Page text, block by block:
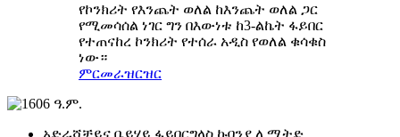
የኮንክሪት የእንጨት ወለል ከእንጨት ወለል ጋር
የሚመሳሰል ነገር ግን በእውነቱ ከ3-ልኬት ፋይበር
የተጠናከረ ኮንክሪት የተሰራ አዲስ የወለል ቁሳቁስ
ነው።
ምርመራዝርዝር
አድራሻቻይና ቤይሃይ ፋይበርግላስ ኩባንያ ሊሚትድ